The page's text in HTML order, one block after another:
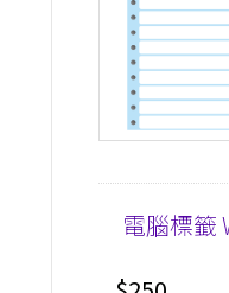
電腦標籤